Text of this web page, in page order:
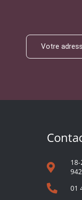
01